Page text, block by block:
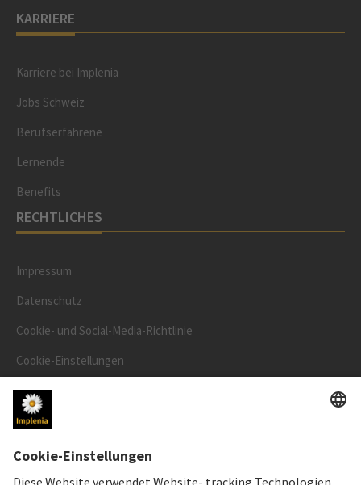
KARRIERE
Karriere bei Implenia
Jobs Schweiz
Berufserfahrene
Lernende
Benefits
RECHTLICHES
Impressum
Datenschutz
Cookie- und Social-Media-Richtlinie
Cookie-Einstellungen
Speak Up Line
AKTIENKURS
SWX: Implenia AG
ISIN: CH0023868554